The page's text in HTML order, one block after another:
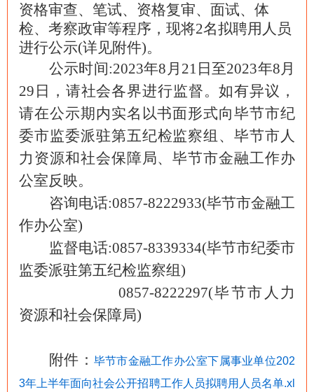
资格审查、笔试、 资格复审、 面试、体
检、考察政审等程序 ，现将2名拟聘用人员
进行公示(详见附件)。
公示时间:2023年8 月 21 日至2023年8月
29 日，请社会各界进行监督。如有异议，
请在公示期内实名以书面形式向毕节市纪
委市监委派驻第五纪检监察组、毕节市人
力资源和社会保障局、毕节市金融工作办
公室反映。
咨询电话:0857-8222933(毕节市金融工
作办公室)
监督电话:0857-8339334(毕节市纪委市
监委派驻第五纪检监察组)
0857-8222297(毕节市人力
资源和社会保障局)
附件： 毕节市金融工作办公室下属事业单位202
3年上半年面向社会公开招聘工作人员拟聘用人员名单.xl